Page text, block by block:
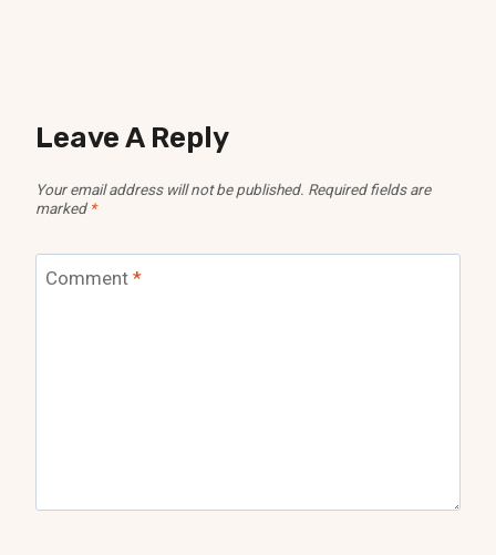
Leave A Reply
Your email address will not be published. Required fields are
marked *
Comment *